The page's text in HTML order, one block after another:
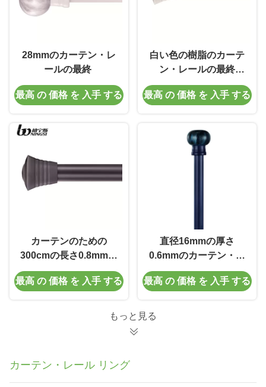
28mmのカーテン・レ
ールの最終
最高 の 価格 を 入手 する
白い色の樹脂のカーテ
ン・レールの最終
28mmのカーテン ポー
ランド人は装飾的終え
最高 の 価格 を 入手 する
カーテンのための
300cmの長さ0.8mmの
厚さ25mmのカーテン
のロッドエンド
最高 の 価格 を 入手 する
直径16mmの厚さ
0.6mmのカーテン・レ
ールの最終の水晶カー
テン ポーランド人は終
最高 の 価格 を 入手 する
もっと見る
カーテン・レール リング